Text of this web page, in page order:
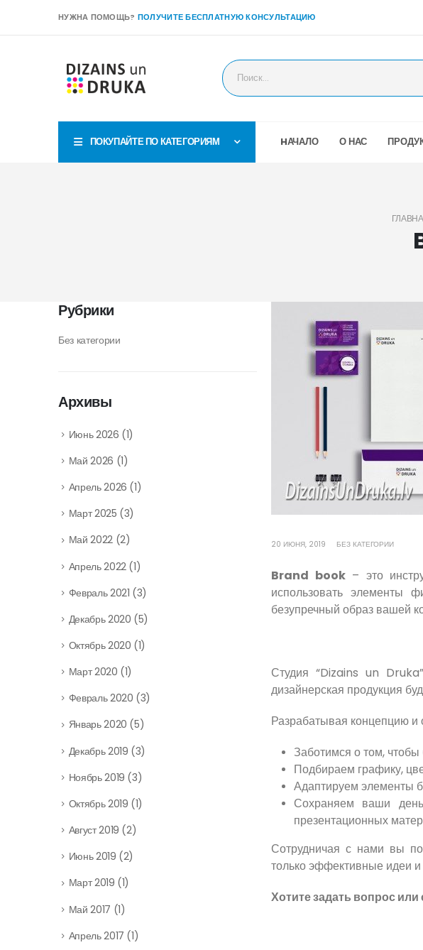
НУЖНА ПОМОЩЬ? ПОЛУЧИТЕ БЕСПЛАТНУЮ КОНСУЛЬТАЦИЮ
ПОКУПАЙТЕ ПО КАТЕГОРИЯМ HАЧАЛО О НАС
20 ИЮНЯ, 2019 БЕЗ КАТЕГОРИИ
Brand book– это
использовать элементы
безупречный образ вашей
Студия “Dizains un
дизайнерская продукция
Разрабатывая концепцию
Заботимся о том,
Подбираем графику,
Адаптируем элементы
Сохраняем ваши
презентационных
Сотрудничая с нами вы
только эффективные идеи
Хотите задать вопрос
Рубрики
Без категории
Архивы
Июнь 2026 (1)
Май 2026 (1)
Апрель 2026 (1)
Март 2025 (3)
Май 2022(2)
Апрель 2022(1)
Февраль 2021 (3)
Декабрь 2020 (5)
Октябрь 2020 (1)
Март 2020 (1)
Февраль 2020 (3)
Январь 2020 (5)
Декабрь 2019 (3)
Ноябрь 2019 (3)
Октябрь 2019 (1)
Август 2019 (2)
Июнь 2019 (2)
Март 2019 (1)
Май 2017 (1)
Апрель 2017 (1)